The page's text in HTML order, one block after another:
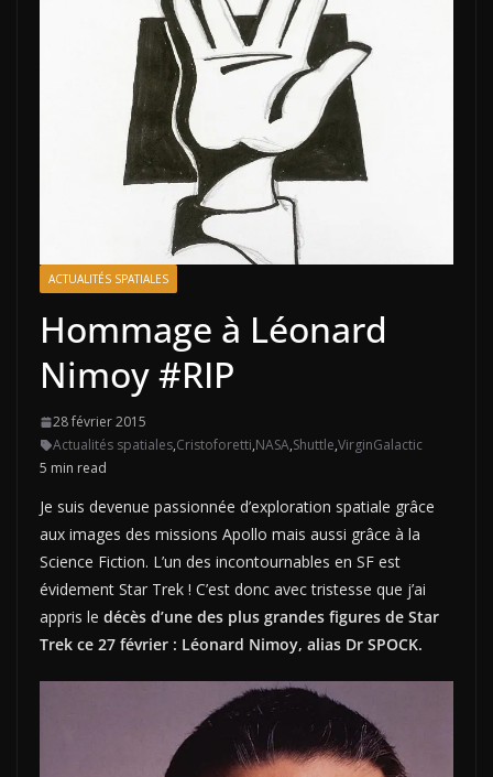
ACTUALITÉS SPATIALES
Hommage à Léonard
Nimoy #RIP
28 février 2015
Actualités spatiales,Cristoforetti,NASA,Shuttle,VirginGalactic
5 min read
Je suis devenue passionnée d’exploration spatiale grâce
aux images des missions Apollo mais aussi grâce à la
Science Fiction. L’un des incontournables en SF est
évidement Star Trek ! C’est donc avec tristesse que j’ai
appris le décès d’une des plus grandes figures de Star
Trek ce 27 février : Léonard Nimoy, alias Dr SPOCK.